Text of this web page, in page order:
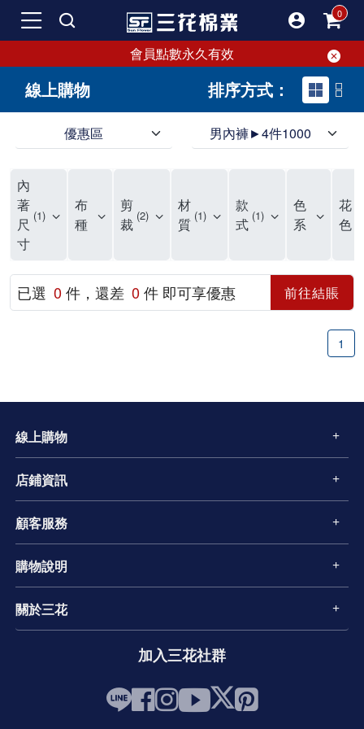
會員點數永久有效
線上購物 排序方式：
優惠區 男內褲►4件1000
三花男內褲提供最平實好搭的男內褲選擇。採用高品質原料製成，三花男內褲擁有絕佳彈性與透氣度，怎麼穿都舒適不用擔心造成肌膚困擾，立體剪裁全面大升級，滿意度百分百。
三花男內褲是男生首選品牌，適合休閒與運動。彈性好，人體工學剪裁，立體效果佳，舒適感大提升，魅力指數破表！
市佔率高達50年！三花專注設計，提升舒適與耐用，針對亞洲男性剪裁，大動作不卡襠。
三花男內褲採用優質棉料製成，褲身擁有超過千個散熱孔，吸汗透氣，柔順舒適，解決一般男內褲的悶熱問題。針對亞洲男性體型的立體剪裁設計，告別卡襠煩惱，自如大動作。三花男內褲市佔率高，專注製造與開發超過50年，提升舒適度與耐用性，深受網友推崇。五片式剪裁設計，適合各種身形及風格，給予肌膚前所未有的透氣舒適體驗。
【心情閒聊】男內褲的一些小心得?! 身為一名廣告代理商的社群小編，每次接到新客戶都需做好充足的產業功課，以免在撰寫廣告時顯得膚淺。美妝和流行服飾的客戶總讓我感到一點小確幸，因為可以搶先試用到新產品，或請客戶幫忙以員工價購買商品，讓人有中獎的小喜悅。 這次的客戶卻是-男內褲! 男內褲! 男內褲! 由於是第一次接觸這類產品，所以特地重複三次來表達內心的震驚。因為獨處時間較長，對於男內褲的研究多少有些害羞。因而硬著頭皮買了好幾件男內褲進行研究。 家裡沒有兄弟，也沒有可以直接聊男內褲的男性朋友，自己去買男內褲真的需要一些勇氣。我感謝現在的高科技網購，讓我不用親自到店面盯著男內褲看，也能輕鬆購買到不同種類的男內褲，真是感恩網路! 在Google搜尋 ""男內褲""，瞬間出現許多品牌，男內褲的世界真是博大精深呢。我開始扮演男內褲研究生，對男內褲進行分類：從長短、高低中腰到情趣男內褲，各式各樣應有盡有。好險此次的客戶是比較中規中矩的，情趣類的男內褲不在研究範圍，不然一直盯著穿內褲的模特兒看也太難為情了。 男內褲的設計功能其實不亞於女生內衣。由於男生身體結構的關係，需要更細心的設計。市面上較大的品牌有老牌的三花、三槍、宜而爽等，還有大手筆請代言人的CK、PLAYBOY等品牌。要選男內褲，實在需要下些功夫。 我將男內褲分為兩個面向：花色和功能設計。選擇男內褲的花色非常重要，因為能看出個人的品味和對內外搭配的重視程度。宅男們穿著50歲阿伯的花色內褲，或是穿白褲子搭配大黑色內褲，都是不OK的搭配。 功能設計則是對重要部位的保?。為了確保舒適性，有的內褲設計了開襟方便上廁所，有的設計了專屬囊袋固定，更有五片立體剪裁，或者強調視覺效果的內褲。這些設計不僅滿足基本的生理需求，更進階到心靈上的滿足。 以往從未想過要認真研究男內褲，直到這次工作的契機才真正了解男內褲的繁複。男內褲花色多樣，研究起來花費了不少時間。與男內褲客戶窗口交流，我這個女專案可能會有一段尷尬期，希望自己討論時不會笑場。雖然我無法真正體驗男內褲的全部功能，但透過揣測和客戶專業的回答，依然探詢到了許多有趣的現象。 某些網友反應某些國外品牌的男內褲不好穿，可能因為這些品牌是按照西方身材比例製造，不太適合台灣男性。同樣的現象也出現在女性內衣上，所以選擇適合自己的內褲才是最重要的。 以上只是我的心情抒發，沒有針對任何一家男內褲品牌，歡迎更多對男內褲有興趣的朋友加入研究行列！"
內
著
尺
寸
1
布
種
剪
裁 2
材
質 1
款
式 1
色
系
花
色
已選 0件，還差 0件 即可享優惠 前往結賬
1
線上購物
店鋪資訊
顧客服務
購物說明
關於三花
加入三花社群